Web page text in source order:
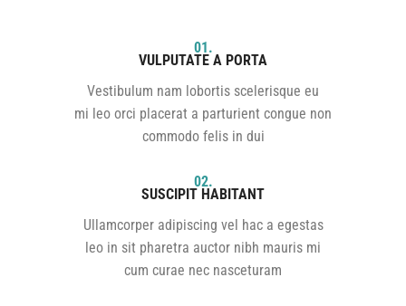
01.
VULPUTATE A PORTA
Vestibulum nam lobortis scelerisque eu
mi leo orci placerat a parturient congue non
commodo felis in dui
02.
SUSCIPIT HABITANT
Ullamcorper adipiscing vel hac a egestas
leo in sit pharetra auctor nibh mauris mi
cum curae nec nasceturam